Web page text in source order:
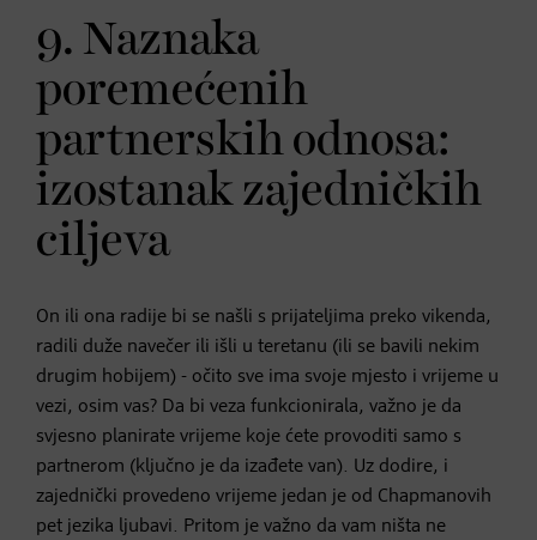
9. Naznaka
poremećenih
partnerskih odnosa:
izostanak zajedničkih
ciljeva
On ili ona radije bi se našli s prijateljima preko vikenda,
radili duže navečer ili išli u teretanu (ili se bavili nekim
drugim hobijem) - očito sve ima svoje mjesto i vrijeme u
vezi, osim vas? Da bi veza funkcionirala, važno je da
svjesno planirate vrijeme koje ćete provoditi samo s
partnerom (ključno je da izađete van). Uz dodire, i
zajednički provedeno vrijeme jedan je od Chapmanovih
pet jezika ljubavi. Pritom je važno da vam ništa ne